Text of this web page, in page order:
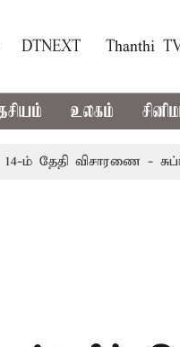
DTNEXT Thanthi
உலகம்
விசாரணை - சுப்ரீம்